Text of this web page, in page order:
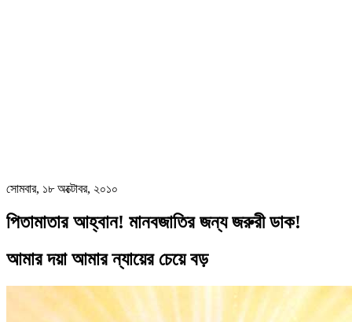
সোমবার, ১৮ অক্টোবর, ২০১০
পিতামাতার আহ্বান! মানবজাতির জন্য জরুরী ডাক!
আমার দয়া আমার ন্যায়ের চেয়ে বড়